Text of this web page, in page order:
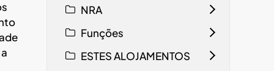
NRA
Funções
ESTES ALOJAMENTOS